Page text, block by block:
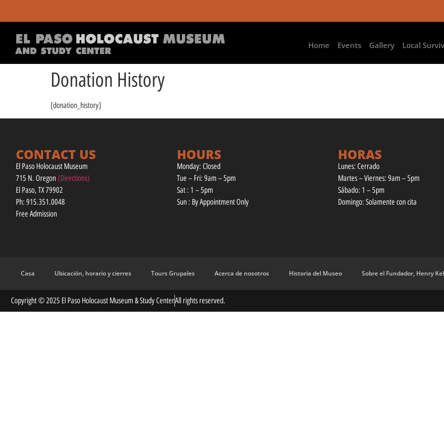
Home Events Gallery Local
Donation History
[donation_history]
CONTACT US
El Paso Holocaust Museum
715 N. Oregon (Directions)
El Paso, TX 79902
Ph: 915.351.0048
Free Admission
HOURS
Monday: Closed
Tue – Fri: 9am – 5pm
Sat : 1 – 5pm
Sun : By Appointment Only
HORAS
Lunes: Cerrado
Martes – Viernes: 9am – 5pm
Sábado: 1 – 5pm
Domingo: Solamente con cita
Casa Ubicación, horario y cierres Tours Grupales Acerca de nosotros Historia del Museo Sobre el Fundador, Henry
Copyright © 2025 El Paso Holocaust Museum & Study CenterAll rights reserved.